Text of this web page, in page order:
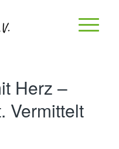
Herz –
Vermittelt